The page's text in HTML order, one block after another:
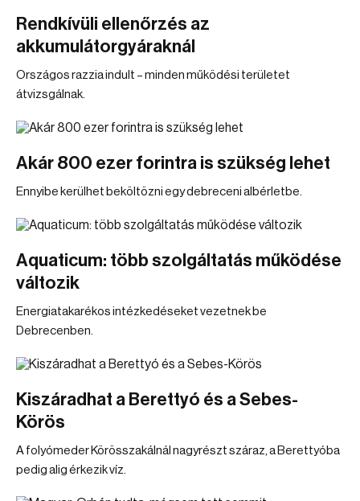
Rendkívüli ellenőrzés az
akkumulátorgyáraknál
Országos razzia indult – minden működési területet
átvizsgálnak.
Akár 800 ezer forintra is szükség lehet
Ennyibe kerülhet beköltözni egy debreceni albérletbe.
Aquaticum: több szolgáltatás működése
változik
Energiatakarékos intézkedéseket vezetnek be
Debrecenben.
Kiszáradhat a Berettyó és a Sebes-
Körös
A folyómeder Körösszakálnál nagyrészt száraz, a Berettyóba
pedig alig érkezik víz.